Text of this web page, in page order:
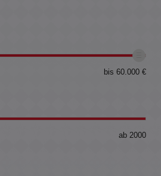
bis 60.000 €
ab 2000